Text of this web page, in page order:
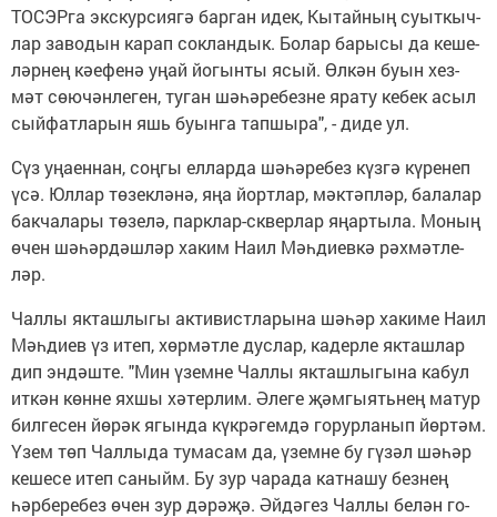
ТО­СЭР­га эк­скур­си­я­гә бар­ган идек, Кы­тай­ның су­ыт­кыч­
лар за­во­дын ка­рап сок­лан­дык. Бо­лар ба­ры­сы да ке­ше­
ләр­нең кә­е­фе­нә уңай йо­гын­ты ясый. Өл­кән бу­ын хез­
мәт сө­ю­чән­ле­ген, ту­ган шә­һә­ре­без­не яра­ту ке­бек асыл
сый­фат­ла­рын яшь бу­ын­га тап­шы­ра", - ди­де ул.
Сүз уңа­ен­нан, соң­гы ел­лар­да шә­һә­ре­без күз­гә кү­ре­неп
үсә. Юл­лар тө­зек­лә­нә, яңа йорт­лар, мәк­тәп­ләр, ба­ла­лар
бак­ча­ла­ры тө­зе­лә, парк­лар-сквер­лар яңар­ты­ла. Мо­ның
өчен шә­һәр­дәш­ләр ха­ким На­ил Мәһ­ди­ев­кә рәх­мәт­ле­
ләр.
Чал­лы як­та­ш­лы­гы ак­ти­вист­ла­ры­на шә­һәр ха­ки­ме На­ил
Мәһ­ди­ев үз итеп, хөр­мәт­ле дус­лар, ка­дер­ле як­таш­лар
дип эн­дәш­те. "Мин үзем­не Чал­лы як­таш­лы­гы­на ка­бул
ит­кән көн­не ях­шы хә­тер­лим. Әле­ге җәм­гы­ять­нең ма­тур
бил­ге­сен йө­рәк ягын­да күк­рә­гем­дә го­рур­ла­нып йөр­тәм.
Үзем төп Чал­лы­да ту­ма­сам да, үзем­не бу гү­зәл шә­һәр
ке­ше­се итеп са­ныйм. Бу зур ча­ра­да кат­на­шу без­нең
һәр­бе­ре­без өчен зур дә­рә­җә. Әй­дә­гез Чал­лы бе­лән го­